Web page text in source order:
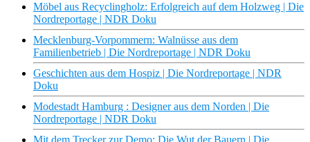
Möbel aus Recyclingholz: Erfolgreich auf dem Holzweg | Die
Nordreportage | NDR Doku
Mecklenburg-Vorpommern: Walnüsse aus dem
Familienbetrieb | Die Nordreportage | NDR Doku
Geschichten aus dem Hospiz | Die Nordreportage | NDR
Doku
Modestadt Hamburg : Designer aus dem Norden | Die
Nordreportage | NDR Doku